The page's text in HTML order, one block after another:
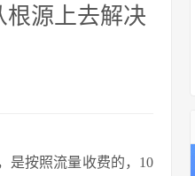
根源上去解决
是按照流量收费的，10